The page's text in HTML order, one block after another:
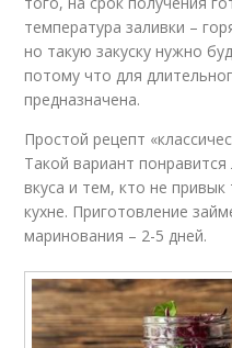
температура заливки –
но такую закуску нужно
потому что для
предназначена.
Простой рецепт
Такой вариант
вкуса и тем, кто не
кухне. Приготовление
маринования – 2-5 дней.